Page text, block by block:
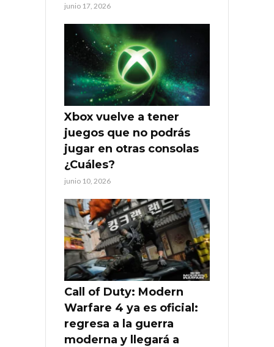
junio 17, 2026
Xbox vuelve a tener
juegos que no podrás
jugar en otras consolas
¿Cuáles?
junio 10, 2026
Call of Duty: Modern
Warfare 4 ya es oficial:
regresa a la guerra
moderna y llegará a